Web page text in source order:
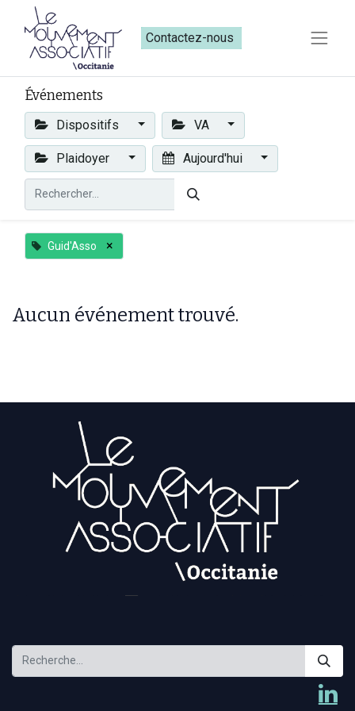
Contactez-nous​​
Événements
Dispositifs VA
Plaidoyer Aujourd'hui
Guid'Asso ×
Aucun événement trouvé.